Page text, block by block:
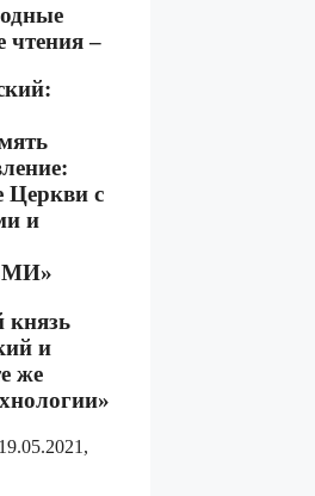
чтения –
Церкви с
и
князь
и
же
19.05.2021,